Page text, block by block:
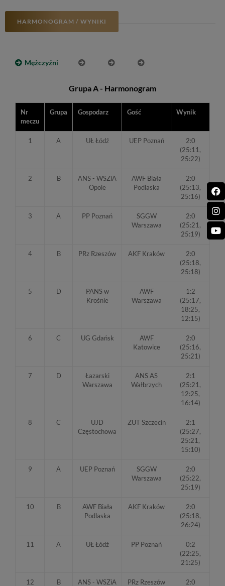
HARMONOGRAM / WYNIKI
Mężczyźni
Grupa A - Harmonogram
Nr
meczu
Grupa Gospodarz Gość Wynik
1 A UŁ Łódź UEP Poznań
2:0
(25:11,
25:22)
2 B
ANS - WSZiA
Opole
AWF Biała
Podlaska
2:0
(25:13,
25:16)
3 A PP Poznań
SGGW
Warszawa
2:0
(25:21,
25:19)
4 B PRz Rzeszów AKF Kraków
2:0
(25:18,
25:18)
5 D
PANS w
Krośnie
AWF
Warszawa
1:2
(25:17,
18:25,
12:15)
6 C UG Gdańsk
AWF
Katowice
2:0
(25:16,
25:21)
7 D
Łazarski
Warszawa
ANS AS
Wałbrzych
2:1
(25:21,
12:25,
16:14)
8 C
UJD
Częstochowa
ZUT Szczecin
2:1
(25:27,
25:21,
15:10)
9 A UEP Poznań
SGGW
Warszawa
2:0
(25:22,
25:19)
10 B
AWF Biała
Podlaska
AKF Kraków
2:0
(25:18,
26:24)
11 A UŁ Łódź PP Poznań
0:2
(22:25,
21:25)
12 B ANS - WSZiA PRz Rzeszów 2:0